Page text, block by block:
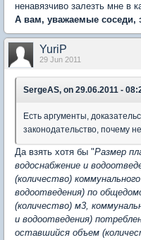
ненавязчиво залезть мне в
А вам, уважаемые соседи,
YuriP
29 Jun 2011
SergeAS, on 29.06.2011 -
Есть аргументы,
законодательство, почему
Да взять хотя бы "Размер
водоснабжение и
(количество)
водоотведения) по
(количество) м3,
и водоотведения)
оставшийся объем